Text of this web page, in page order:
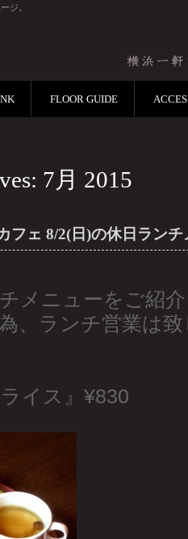
ジ。
FLOOR GUIDE
7月 2015
フェ 8/2(日)の休日ランチ
メニューをご紹
、ランチ営業は
イス』¥830